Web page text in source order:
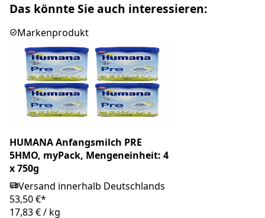
Das könnte Sie auch interessieren:
Markenprodukt
HUMANA Anfangsmilch PRE
5HMO, myPack, Mengeneinheit: 4
x 750g
Versand innerhalb Deutschlands
53,50 €*
17,83 €/ kg